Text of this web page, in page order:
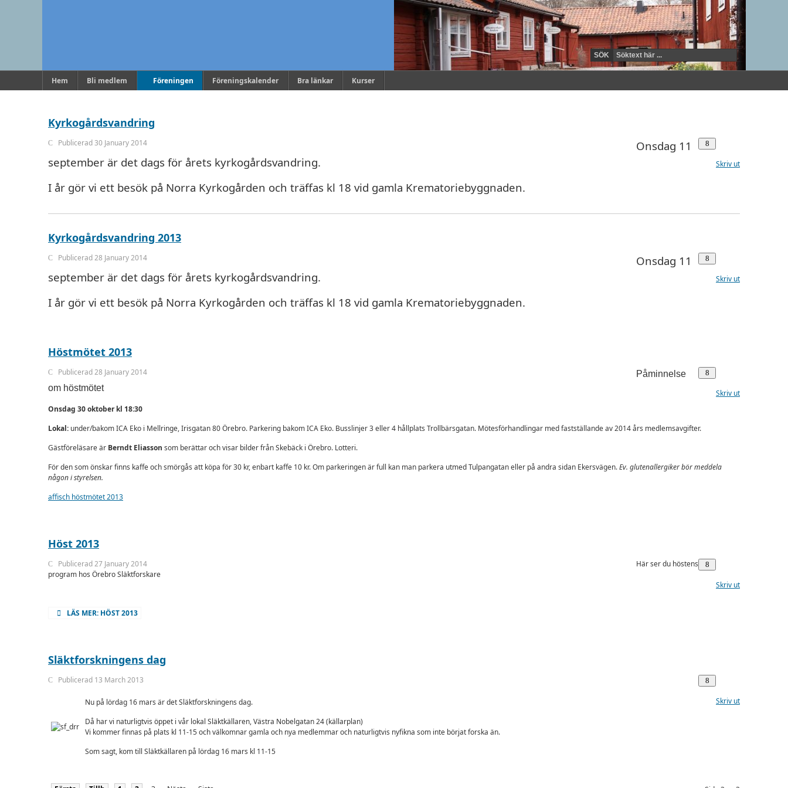
Hem Bli medlem Föreningen Föreningskalender Bra länkar Kurser
Kyrkogårdsvandring
Skriv ut
Publicerad 30 January 2014
Onsdag 11
september är det dags för årets kyrkogårdsvandring.
I år gör vi ett besök på Norra Kyrkogården och träffas kl 18 vid gamla Krematoriebyggnaden.
Kyrkogårdsvandring 2013
Skriv ut
Publicerad 28 January 2014
Onsdag 11
september är det dags för årets kyrkogårdsvandring.
I år gör vi ett besök på Norra Kyrkogården och träffas kl 18 vid gamla Krematoriebyggnaden.
Höstmötet 2013
Skriv ut
Publicerad 28 January 2014
Påminnelse
om höstmötet
Onsdag 30 oktober kl 18:30
Lokal: under/bakom ICA Eko i Mellringe, Irisgatan 80 Örebro. Parkering bakom ICA Eko. Busslinjer 3 eller 4 hållplats Trollbärsgatan. Mötesförhandlingar med fastställande av 2014 års medlemsavgifter.
Gästföreläsare är Berndt Eliasson som berättar och visar bilder från Skebäck i Örebro. Lotteri.
För den som önskar finns kaffe och smörgås att köpa för 30 kr, enbart kaffe 10 kr. Om parkeringen är full kan man parkera utmed Tulpangatan eller på andra sidan Ekersvägen.Ev. glutenallergiker bör meddela
någon i styrelsen.
affisch höstmötet 2013
Höst 2013
Skriv ut
Publicerad 27 January 2014
Här ser du höstens
program hos Örebro Släktforskare
LÄS MER: HÖST 2013
Släktforskningens dag
Skriv ut
Publicerad 13 March 2013
Nu på lördag 16 mars är det Släktforskningens dag.
Då har vi naturligtvis öppet i vår lokal Släktkällaren, Västra Nobelgatan 24 (källarplan)
Vi kommer finnas på plats kl 11-15 och välkomnar gamla och nya medlemmar och naturligtvis nyfikna som inte börjat forska än.
Som sagt, kom till Släktkällaren på lördag 16 mars kl 11-15